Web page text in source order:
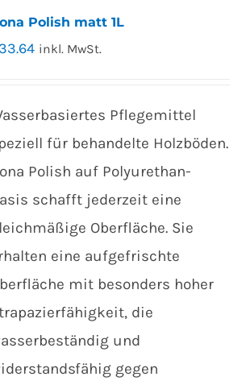
Polish matt 1L
33.64 inkl. MwSt.
Pflegemittel
für behandelte Holzböden.
Polish auf Polyurethan-
schafft jederzeit eine
Oberfläche. Sie
eine aufgefrischte
mit besonders hoher
die
und
gegen